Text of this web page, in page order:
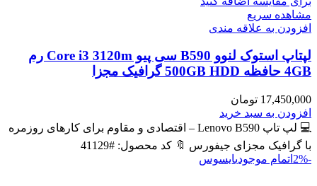
مشاهده سریع
افزودن به علاقه مندی
لپتاپ استوک لنوو B590 سی پیو Core i3 3120m رم
4GB حافظه 500GB HDD گرافیک مجزا
17,450,000 تومان
افزودن به سبد خرید
💻 لپ تاپ Lenovo B590 – اقتصادی و مقاوم برای کارهای روزمره
با گرافیک مجزای جیفورس 🔖 کد محصول: #41129
-2%
اتمام موجودیایسوس